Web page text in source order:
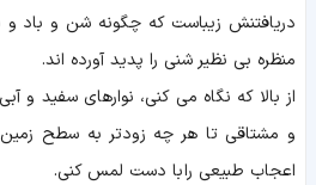
دریافتنش زیباست که چگونه شن و باد
منظره بی نظیر شنی را پدید آورده اند.
از بالا که نگاه می کنی، نوارهای سفید و
و مشتاقی تا هر چه زودتر به سطح
اعجاب طبیعی را با دست لمس کنی.